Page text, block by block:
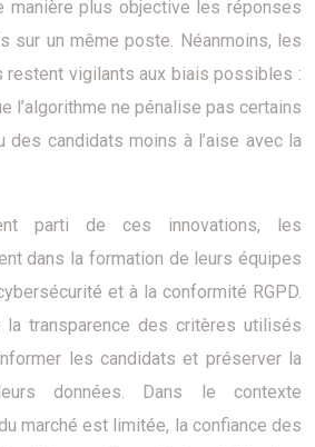
manière plus objective les réponses
sur un même poste. Néanmoins, les
restent vigilants aux biais possibles :
l’algorithme ne pénalise pas certains
des candidats moins à l’aise avec la
parti de ces innovations, les
dans la formation de leurs équipes
et à la conformité RGPD.
la transparence des critères utilisés
les candidats et préserver la
données. Dans le contexte
marché est limitée, la confiance des